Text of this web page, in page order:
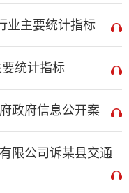
业主要统计指标
要统计指标
政府信息公开案
限公司诉某县交通